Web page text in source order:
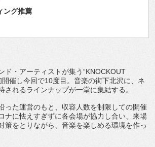
ング推薦
ド・アーティストが集う“KNOCKOUT
開催し今回で10度目。音楽の街下北沢に、ネ
されるラインナップが一堂に集結する。
った運営のもと、収容人数を制限しての開催
ナに怯えすぎずに各会場が協力し合い、来場
策をとりながら、音楽を楽しめる環境を作っ